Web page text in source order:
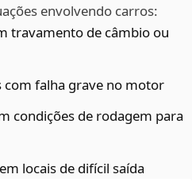
envolvendo carros:
travamento de câmbio ou
com falha grave no motor
condições de rodagem para
locais de difícil saída